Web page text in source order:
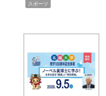
スポーツ